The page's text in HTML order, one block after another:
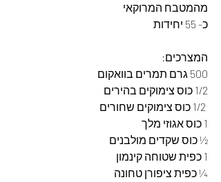
מהמטבח המרוקאי
כ- 55 יחידות
המצרכים:
500 גרם תמרים בוואקום
1/2 כוס צימוקים בהירים
1 כוס אגוזי מלך
½ כוס שקדים מולבנים
1 כפית שטוחה קינמון
¼ כפית ציפורן טחונה